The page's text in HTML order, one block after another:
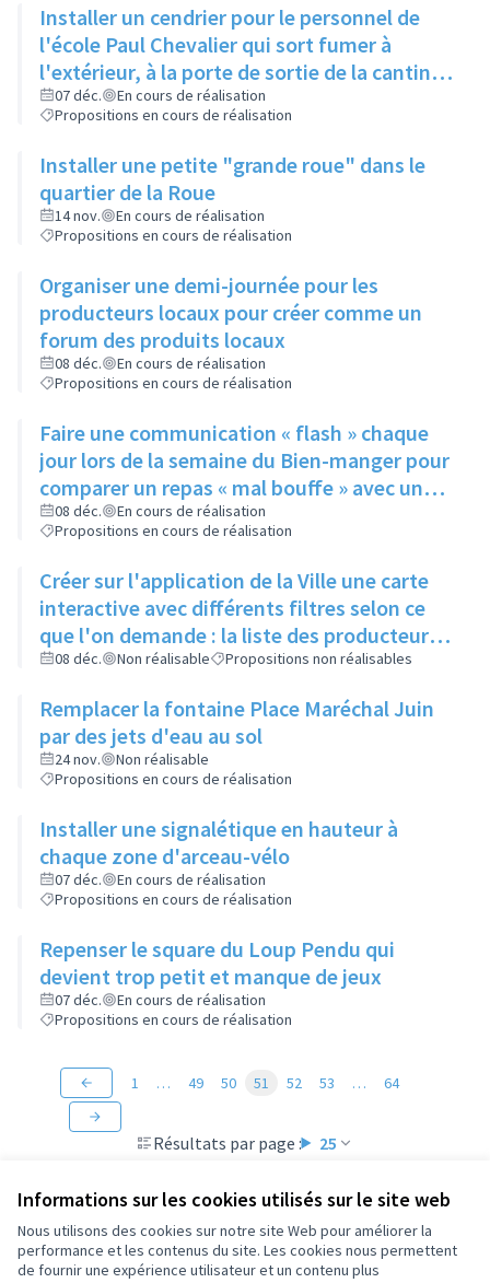
Informations sur les cookies utilisés sur le site web
Nous utilisons des cookies sur notre site Web pour améliorer la
performance et les contenus du site. Les cookies nous permettent
de fournir une expérience utilisateur et un contenu plus
Installer un cendrier pour le personnel de
l'école Paul Chevalier qui sort fumer à
l'extérieur, à la porte de sortie de la cantine
de l'école maternelle
07 déc.
En cours de réalisation
Propositions en cours de réalisation
Installer une petite "grande roue" dans le
quartier de la Roue
14 nov.
En cours de réalisation
Propositions en cours de réalisation
Organiser une demi-journée pour les
producteurs locaux pour créer comme un
forum des produits locaux
08 déc.
En cours de réalisation
Propositions en cours de réalisation
Faire une communication « flash » chaque
jour lors de la semaine du Bien-manger pour
comparer un repas « mal bouffe » avec un
repas sain peu onéreux ayant les mêmes
bases sur tous les réseaux de la ville
(Facebook, site internet) mais aussi sur la
nouvelle application
08 déc.
En cours de réalisation
Propositions en cours de réalisation
Créer sur l'application de la Ville une carte
interactive avec différents filtres selon ce
que l'on demande : la liste des producteurs
locaux et artisans avec leurs horaires, s’ils
restaurants, les marchés, le planning de ce
qu’il se passe dans la ville toute association
confondue, semaine par semaine
08 déc. Non réalisable Propositions non réalisables
Remplacer la fontaine Place Maréchal Juin
par des jets d'eau au sol
24 nov.
Non réalisable
Propositions en cours de réalisation
Installer une signalétique en hauteur à
chaque zone d'arceau-vélo
07 déc.
En cours de réalisation
Propositions en cours de réalisation
Repenser le square du Loup Pendu qui
devient trop petit et manque de jeux
07 déc.
En cours de réalisation
Propositions en cours de réalisation
Résultats par page : 25
1 … 49 50 51 52 53 … 64
Conditions d'utilisation
Paramètres des cookies